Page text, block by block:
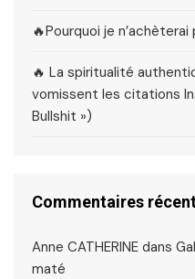
🔥Pourquoi je
🔥 La spiritualité
vomissent les citations
Bullshit »)
Commentaires
Anne CATHERINE dans
maté